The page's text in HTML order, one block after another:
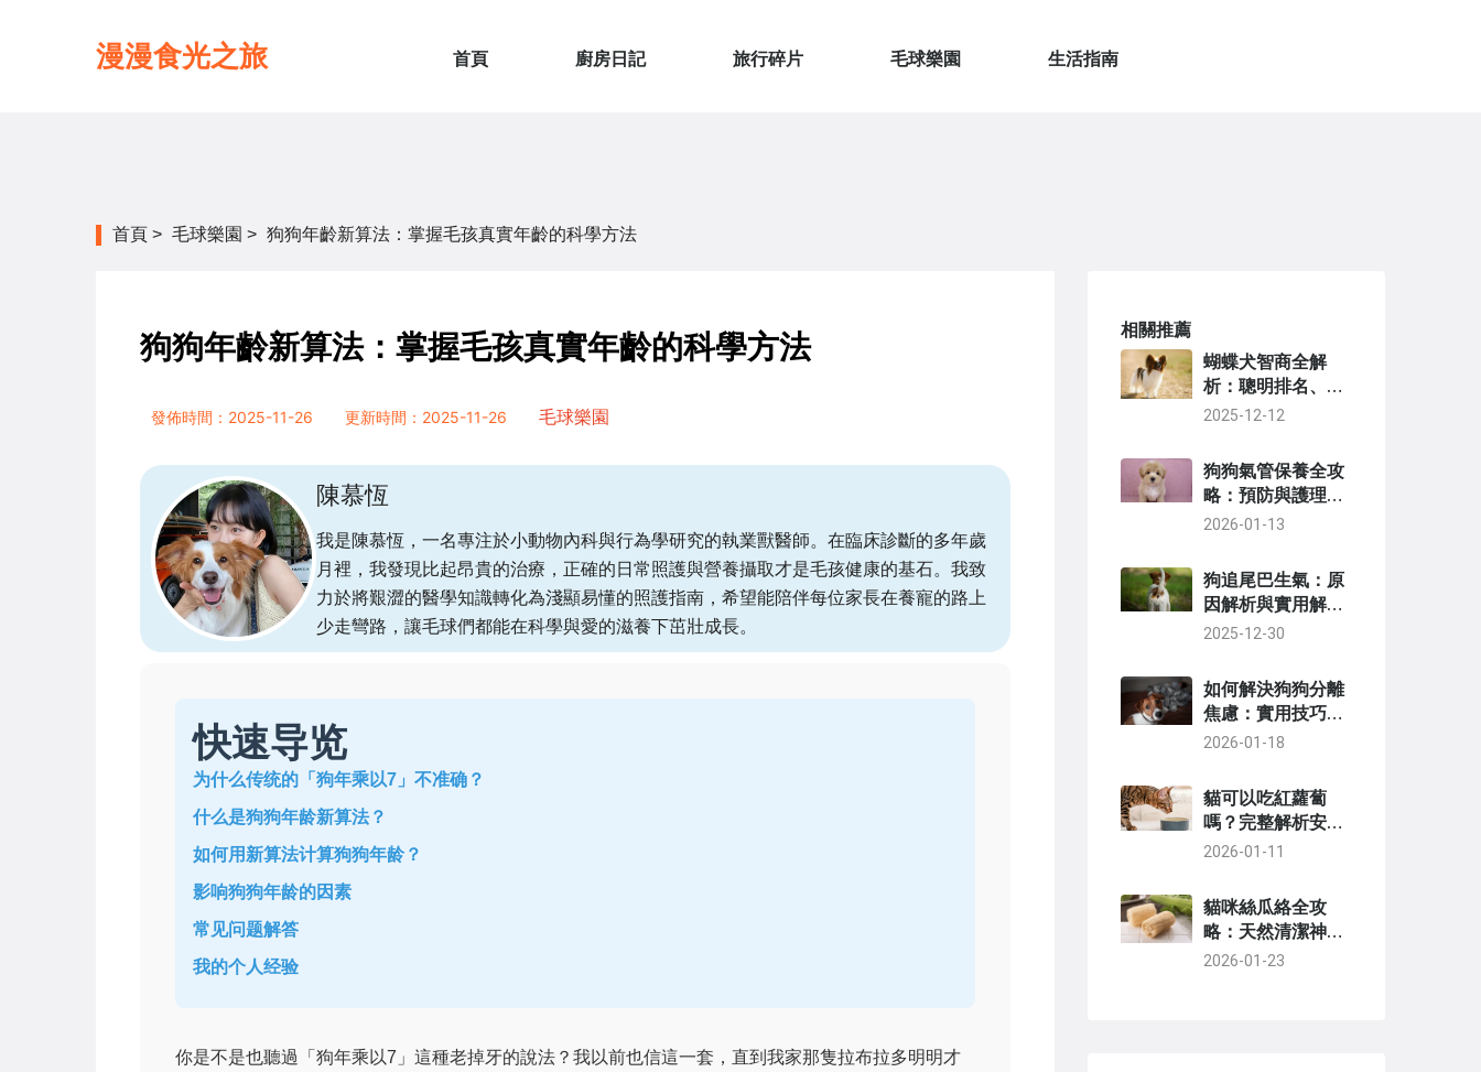
漫漫食光之旅 首頁 廚房日記 旅行碎片 毛球樂園 生活指南
首頁 > 毛球樂園 > 狗狗年齡新算法：掌握毛孩真實年齡的科學方法
狗狗年齡新算法：掌握毛孩真實年齡的科學方法
發佈時間：2025-11-26 更新時間：2025-11-26 毛球樂園
陳慕恆
我是陳慕恆，一名專注於小動物內科與行為學研究的執業獸醫師。在臨床診斷的多年歲
月裡，我發現比起昂貴的治療，正確的日常照護與營養攝取才是毛孩健康的基石。我致
力於將艱澀的醫學知識轉化為淺顯易懂的照護指南，希望能陪伴每位家長在養寵的路上
少走彎路，讓毛球們都能在科學與愛的滋養下茁壯成長。
快速导览
为什么传统的「狗年乘以7」不准确？
什么是狗狗年龄新算法？
如何用新算法计算狗狗年龄？
影响狗狗年龄的因素
常见问题解答
我的个人经验
你是不是也聽過「狗年乘以7」這種老掉牙的說法？我以前也信這一套，直到我家那隻拉布拉多明明才
相關推薦
蝴蝶犬智商全解
析：聰明排名、訓
練技巧與行為問題
2025-12-12
狗狗氣管保養全攻
略：預防與護理關
鍵技巧
2026-01-13
狗追尾巴生氣：原
因解析與實用解決
方法全攻略
2025-12-30
如何解決狗狗分離
焦慮：實用技巧與
專家指南
2026-01-18
貓可以吃紅蘿蔔
嗎？完整解析安全
性、好處與餵食技
2026-01-11
貓咪絲瓜絡全攻
略：天然清潔神
器，讓愛貓健康又
2026-01-23